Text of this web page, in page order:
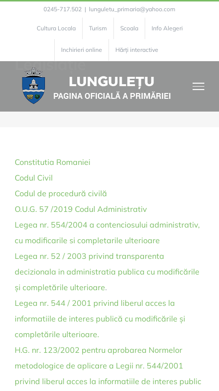
0245-717.502 | lunguletu_primaria@yahoo.com
Cultura Locala Turism Scoala Info Alegeri
Inchirieri online Hărți interactive
Legislație
Constitutia Romaniei
Codul Civil
Codul de procedură civilă
O.U.G. 57 /2019 Codul Administrativ
Legea nr. 554/2004 a contenciosului administrativ,
cu modificarile si completarile ulterioare
Legea nr. 52 / 2003 privind transparenta
decizionala in administratia publica cu modificările
și completările ulterioare.
Legea nr. 544 / 2001 privind liberul acces la
informatiile de interes publică cu modificările și
completările ulterioare.
H.G. nr. 123/2002 pentru aprobarea Normelor
metodologice de aplicare a Legii nr. 544/2001
privind liberul acces la informatiile de interes public